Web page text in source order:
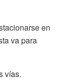
en
va para
vías.